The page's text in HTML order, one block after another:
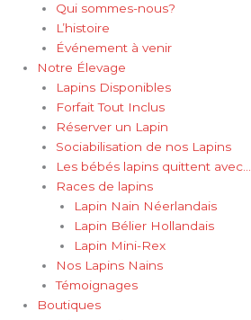
Qui sommes-nous?
L’histoire
Événement à venir
Notre Élevage
Lapins Disponibles
Forfait Tout Inclus
Réserver un Lapin
Sociabilisation de nos Lapins
Les bébés lapins quittent avec…
Races de lapins
Lapin Nain Néerlandais
Lapin Bélier Hollandais
Lapin Mini-Rex
Nos Lapins Nains
Témoignages
Boutiques